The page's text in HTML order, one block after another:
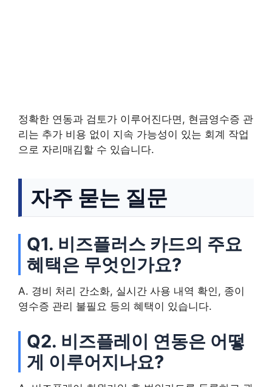
정확한 연동과 검토가 이루어진다면, 현금영수증 관
리는 추가 비용 없이 지속 가능성이 있는 회계 작업
으로 자리매김할 수 있습니다.
자주 묻는 질문
Q1. 비즈플러스 카드의 주요
혜택은 무엇인가요?
A. 경비 처리 간소화, 실시간 사용 내역 확인, 종이
영수증 관리 불필요 등의 혜택이 있습니다.
Q2. 비즈플레이 연동은 어떻
게 이루어지나요?